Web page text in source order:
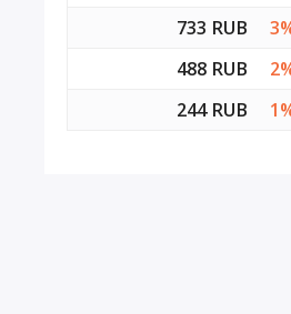
733 RUB
488 RUB
244 RUB